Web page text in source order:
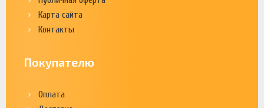
Карта сайта
Контакты
Покупателю
Оплата